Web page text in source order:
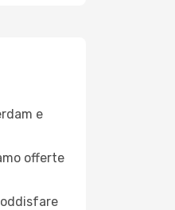
e
offerte